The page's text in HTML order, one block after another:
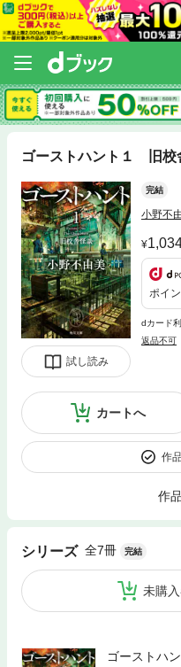
ゴーストハント１ 旧校
試し読み
完結
小野不
ポイ
dカード
返品不可
カートへ
作
作
シリーズ 全7冊 完結
未購
ゴーストハ